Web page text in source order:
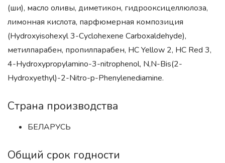
(ши), масло оливы, диметикон, гидрооксицеллюлоза,
лимонная кислота, парфюмерная композиция
(Hydroxyisohexyl 3-Cyclohexene Carboxaldehyde),
метилпарабен, пропилпарабен, HC Yellow 2, HC Red 3,
4-Hydroxypropylamino-3-nitrophenol, N,N-Bis(2-
Hydroxyethyl)-2-Nitro-p-Phenylenediamine.
Страна производства
БЕЛАРУСЬ
Общий срок годности